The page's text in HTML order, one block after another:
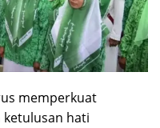
memperkuat
ketulusan hati